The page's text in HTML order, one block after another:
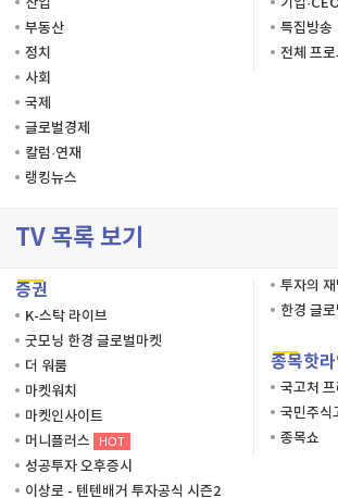
부동산
정치
사회
국제
글로벌경제
칼럼·연재
랭킹뉴스
특집방송
전체 프
TV 목록 보기
증권
K-스탁 라이브
굿모닝 한경 글로벌마켓
더 워룸
마켓워치
마켓인사이트
머니플러스
HOT
성공투자 오후증시
이상로 - 텐텐배거 투자공식 시즌2
투자의
한경 글
종목핫
국고처
국민주식
종목쇼